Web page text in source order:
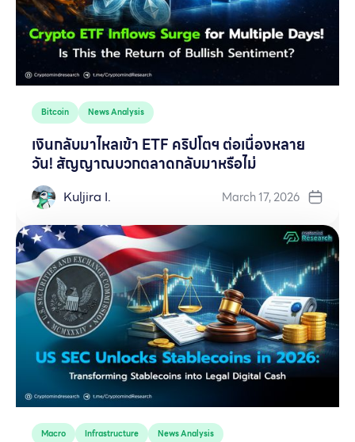
Bitcoin News Analysis
เงินกลับมาไหลเข้า ETF คริปโตฯ ต่อเนื่องหลาย
วัน! สัญญาณบวกตลาดกลับมาหรือไม่
Kuljira I. March 17, 2026
Macro Infrastructure News Analysis